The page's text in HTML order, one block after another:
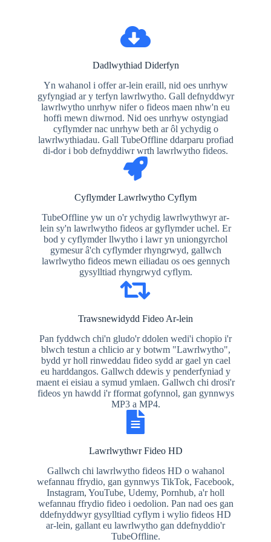
Dadlwythiad Diderfyn
Yn wahanol i offer ar-lein eraill, nid oes unrhyw
gyfyngiad ar y terfyn lawrlwytho. Gall defnyddwyr
lawrlwytho unrhyw nifer o fideos maen nhw'n eu
hoffi mewn diwrnod. Nid oes unrhyw ostyngiad
cyflymder nac unrhyw beth ar ôl ychydig o
lawrlwythiadau. Gall TubeOffline ddarparu profiad
di-dor i bob defnyddiwr wrth lawrlwytho fideos.
Cyflymder Lawrlwytho Cyflym
TubeOffline yw un o'r ychydig lawrlwythwyr ar-
lein sy'n lawrlwytho fideos ar gyflymder uchel. Er
bod y cyflymder llwytho i lawr yn uniongyrchol
gymesur â'ch cyflymder rhyngrwyd, gallwch
lawrlwytho fideos mewn eiliadau os oes gennych
gysylltiad rhyngrwyd cyflym.
Trawsnewidydd Fideo Ar-lein
Pan fyddwch chi'n gludo'r ddolen wedi'i chopïo i'r
blwch testun a chlicio ar y botwm "Lawrlwytho",
bydd yr holl rinweddau fideo sydd ar gael yn cael
eu harddangos. Gallwch ddewis y penderfyniad y
maent ei eisiau a symud ymlaen. Gallwch chi drosi'r
fideos yn hawdd i'r fformat gofynnol, gan gynnwys
MP3 a MP4.
Lawrlwythwr Fideo HD
Gallwch chi lawrlwytho fideos HD o wahanol
wefannau ffrydio, gan gynnwys TikTok, Facebook,
Instagram, YouTube, Udemy, Pornhub, a'r holl
wefannau ffrydio fideo i oedolion. Pan nad oes gan
ddefnyddwyr gysylltiad cyflym i wylio fideos HD
ar-lein, gallant eu lawrlwytho gan ddefnyddio'r
TubeOffline.